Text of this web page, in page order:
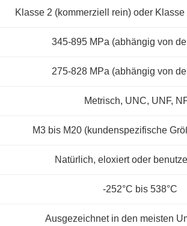
Klasse 2 (kommerziell rein) oder
345-895 MPa (abhängig von
275-828 MPa (abhängig von
Metrisch, UNC, UNF,
M3 bis M20 (kundenspezifische
Natürlich, eloxiert oder
-252°C bis 538°C
Ausgezeichnet in den meisten